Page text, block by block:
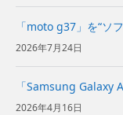
「moto g37」を“ソ
2026年7月24日
「Samsung Galaxy
2026年4月16日